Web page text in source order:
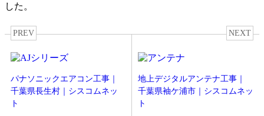
した。
PREV
パナソニックエアコン工事｜
千葉県長生村｜シスコムネッ
ト
NEXT
地上デジタルアンテナ工事｜
千葉県袖ケ浦市｜シスコムネッ
ト